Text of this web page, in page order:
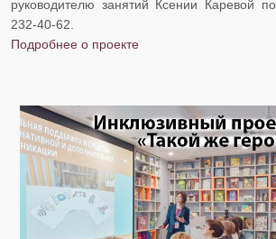
руководителю занятий Ксении Каревой
232-40-62.
​​​​​​​Подробнее о проекте